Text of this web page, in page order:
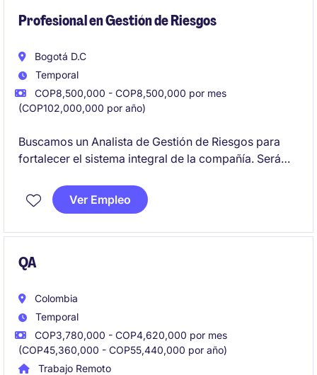
oportuna y precisa de reportes, rebates y demás
programas y membresías.
Profesional en Gestión de Riesgos
Bogotá D.C
Temporal
COP8,500,000 - COP8,500,000 por mes
(COP102,000,000 por año)
Buscamos un Analista de Gestión de Riesgos para
fortalecer el sistema integral de la compañía. Será
riesgos, asegurando su control dentro del apetito
definido. El rol es transversal, con alta interacción
Ver Empleo
QA
Colombia
Temporal
COP3,780,000 - COP4,620,000 por mes
(COP45,360,000 - COP55,440,000 por año)
Trabajo Remoto